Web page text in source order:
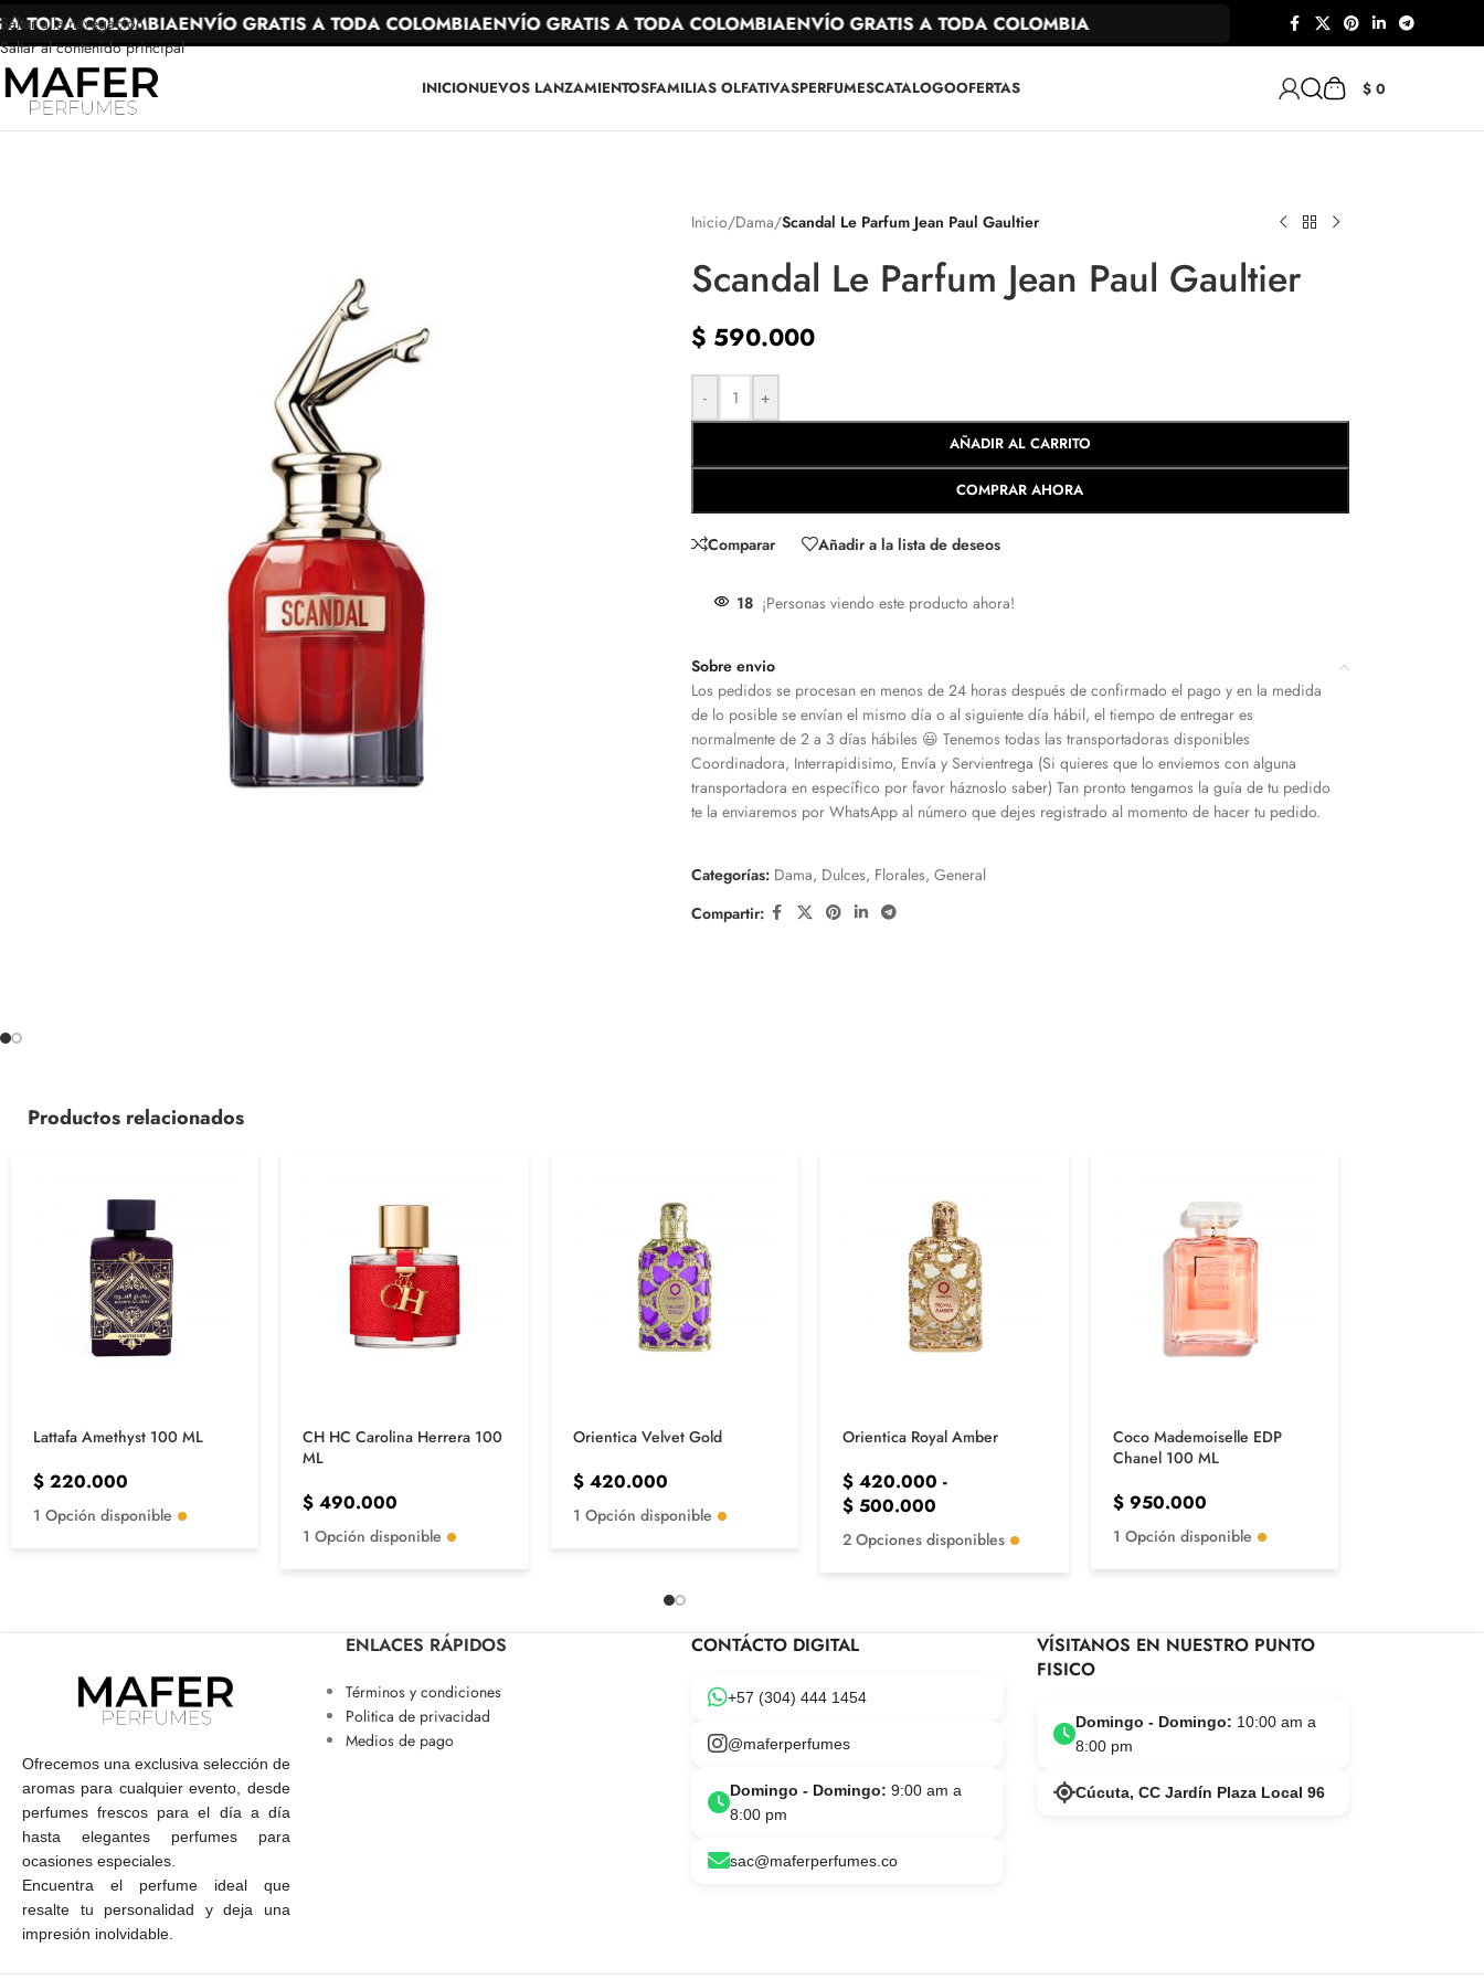
Saltar a la navegación
Saltar al contenido principal
COLOMBIAENVÍO GRATIS A TODA COLOMBIAENVÍO GRATIS A TODA COLOMBIAENVÍO GRATIS A TODA COLOMBIA
INICIONUEVOS LANZAMIENTOSFAMILIAS OLFATIVASPERFUMESCATALOGOOFERTAS $0
Inicio/Dama/Scandal Le Parfum Jean Paul Gaultier
Scandal Le Parfum Jean Paul Gaultier
$590.000
- +
AÑADIR AL CARRITO
COMPRAR AHORA
Comparar Añadir a la lista de deseos
18 ¡Personas viendo este producto ahora!
Sobre envio
Los pedidos se procesan en menos de 24 horas después de confirmado el pago y en la medida
de lo posible se envían el mismo día o al siguiente día hábil, el tiempo de entregar es
normalmente de 2 a 3 días hábiles 😃 Tenemos todas las transportadoras disponibles
Coordinadora, Interrapidisimo, Envía y Servientrega (Si quieres que lo enviemos con alguna
transportadora en específico por favor háznoslo saber) Tan pronto tengamos la guía de tu pedido
te la enviaremos por WhatsApp al número que dejes registrado al momento de hacer tu pedido.
Categorías: Dama, Dulces, Florales, General
Compartir:
Productos relacionados
Lattafa Amethyst 100 ML
$ 220.000
1 Opción disponible
CH HC Carolina Herrera 100
ML
$ 490.000
1 Opción disponible
Orientica Velvet Gold
$420.000
1 Opción disponible
Orientica Royal Amber
$ 420.000 -
$ 500.000
2 Opciones disponibles
Coco Mademoiselle EDP
Chanel 100 ML
$950.000
1 Opción disponible
Ofrecemos una exclusiva selección de
aromas para cualquier evento, desde
perfumes frescos para el día a día
hasta elegantes perfumes para
ocasiones especiales.
Encuentra el perfume ideal que
resalte tu personalidad y deja una
impresión inolvidable.
ENLACES RÁPIDOS
Términos y condiciones
Politica de privacidad
Medios de pago
CONTÁCTO DIGITAL
+57 (304) 444 1454
@maferperfumes
Domingo - Domingo: 9:00 am a
8:00 pm
sac@maferperfumes.co
VÍSITANOS EN NUESTRO PUNTO
FISICO
Domingo - Domingo: 10:00 am a
8:00 pm
Cúcuta, CC Jardín Plaza Local 96